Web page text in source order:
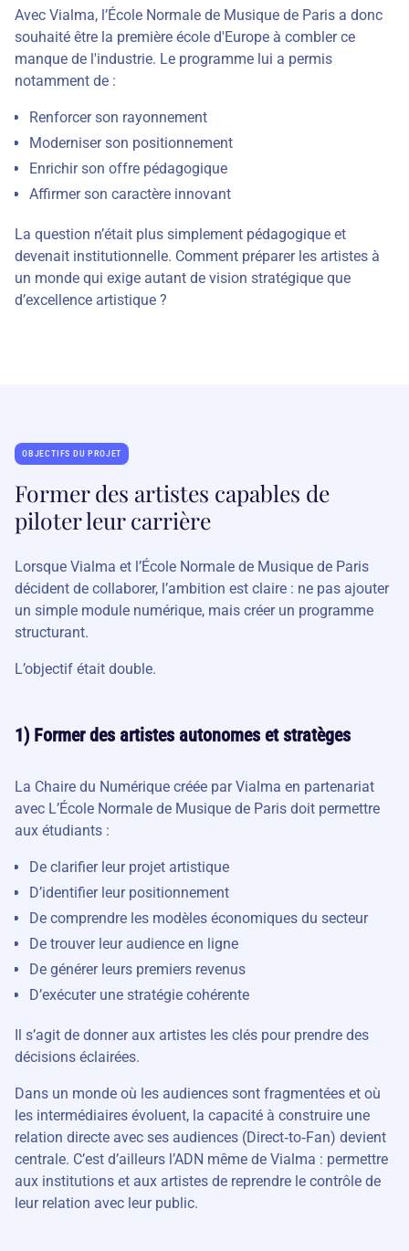
Avec Vialma, l’École Normale de Musique de Paris a donc
souhaité être la première école d'Europe à combler ce
manque de l'industrie. Le programme lui a permis
notamment de :
Renforcer son rayonnement
Moderniser son positionnement
Enrichir son offre pédagogique
Affirmer son caractère innovant
La question n’était plus simplement pédagogique et
devenait institutionnelle. Comment préparer les artistes à
un monde qui exige autant de vision stratégique que
d’excellence artistique ?
OBJECTIFS DU PROJET
Former des artistes capables de
piloter leur carrière
Lorsque Vialma et l’École Normale de Musique de Paris
décident de collaborer, l’ambition est claire : ne pas ajouter
un simple module numérique, mais créer un programme
structurant.
L’objectif était double.
1) Former des artistes autonomes et stratèges
La Chaire du Numérique créée par Vialma en partenariat
avec L’École Normale de Musique de Paris doit permettre
aux étudiants :
De clarifier leur projet artistique
D’identifier leur positionnement
De comprendre les modèles économiques du secteur
De trouver leur audience en ligne
De générer leurs premiers revenus
D’exécuter une stratégie cohérente
Il s’agit de donner aux artistes les clés pour prendre des
décisions éclairées.
Dans un monde où les audiences sont fragmentées et où
les intermédiaires évoluent, la capacité à construire une
relation directe avec ses audiences (Direct‑to‑Fan) devient
centrale. C’est d’ailleurs l’ADN même de Vialma : permettre
aux institutions et aux artistes de reprendre le contrôle de
leur relation avec leur public.